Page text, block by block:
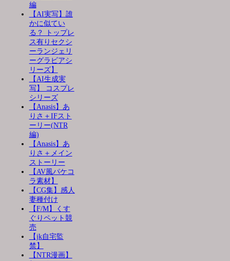
編
【AI実写】誰
かに似てい
る？ トップレ
ス有りセクシ
ーランジェリ
ーグラビアシ
リーズ】
【AI生成実
写】 コスプレ
シリーズ
【Anasis】あ
りさ＋IFスト
ーリー(NTR
編)
【Anasis】あ
りさ＋メイン
ストーリー
【AV風パケコ
ラ素材】
【CG集】感人
妻種付け
【F/M】くす
ぐりペット競
売
【jk自宅監
禁】
【NTR漫画】